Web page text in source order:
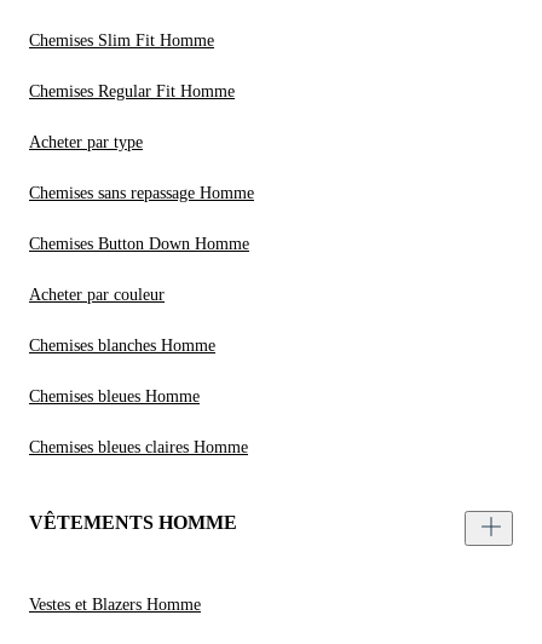
Chemises Slim Fit Homme
Chemises Regular Fit Homme
Acheter par type
Chemises sans repassage Homme
Chemises Button Down Homme
Acheter par couleur
Chemises blanches Homme
Chemises bleues Homme
Chemises bleues claires Homme
VÊTEMENTS HOMME
Vestes et Blazers Homme